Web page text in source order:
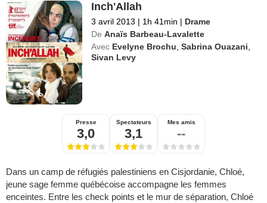
Inch'Allah
3 avril 2013 | 1h 41min | Drame
De Anaïs Barbeau-Lavalette
Avec Evelyne Brochu,Sabrina Ouazani,
Sivan Levy
Presse
3,0
Spectateurs
3,1
Mes amis
--
Dans un camp de réfugiés palestiniens en Cisjordanie, Chloé,
jeune sage femme québécoise accompagne les femmes
enceintes. Entre les check points et le mur de séparation, Chloé